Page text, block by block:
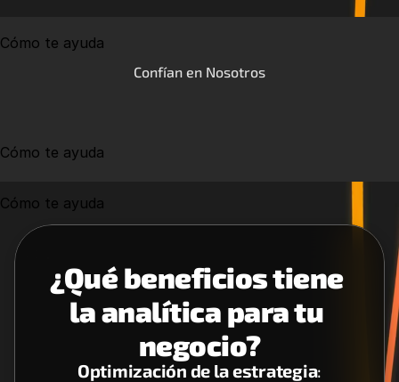
Cómo te ayuda
Confían en Nosotros
Cómo te ayuda
Cómo te ayuda
¿Qué beneficios tiene
la analítica para tu
negocio?
Optimización de la estrategia: